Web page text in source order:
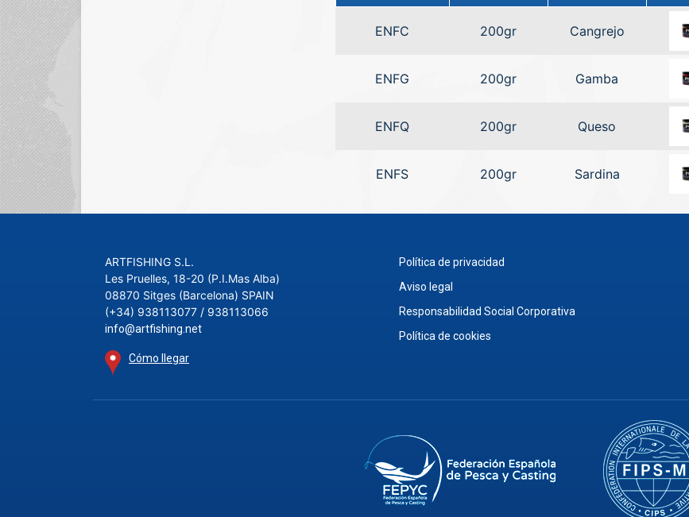
ENFC 200gr Cangrejo
ENFG 200gr Gamba
ENFQ 200gr Queso
ENFS 200gr Sardina
ARTFISHING S.L.
Les Pruelles, 18-20 (P.I.Mas Alba)
08870 Sitges (Barcelona) SPAIN
(+34) 938113077 / 938113066
info@artfishing.net
Cómo llegar
Política de privacidad
Aviso legal
Responsabilidad Social Corporativa
Política de cookies